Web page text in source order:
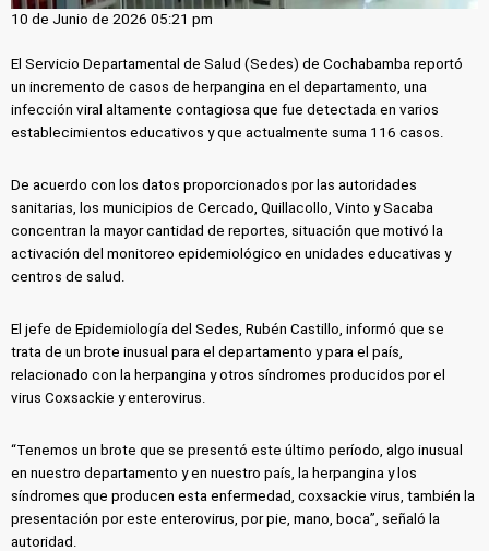
10 de Junio de 2026 05:21 pm
El Servicio Departamental de Salud (Sedes) de Cochabamba reportó
un incremento de casos de herpangina en el departamento, una
infección viral altamente contagiosa que fue detectada en varios
establecimientos educativos y que actualmente suma 116 casos.
De acuerdo con los datos proporcionados por las autoridades
sanitarias, los municipios de Cercado, Quillacollo, Vinto y Sacaba
concentran la mayor cantidad de reportes, situación que motivó la
activación del monitoreo epidemiológico en unidades educativas y
centros de salud.
El jefe de Epidemiología del Sedes, Rubén Castillo, informó que se
trata de un brote inusual para el departamento y para el país,
relacionado con la herpangina y otros síndromes producidos por el
virus Coxsackie y enterovirus.
“Tenemos un brote que se presentó este último período, algo inusual
en nuestro departamento y en nuestro país, la herpangina y los
síndromes que producen esta enfermedad, coxsackie virus, también la
presentación por este enterovirus, por pie, mano, boca”, señaló la
autoridad.